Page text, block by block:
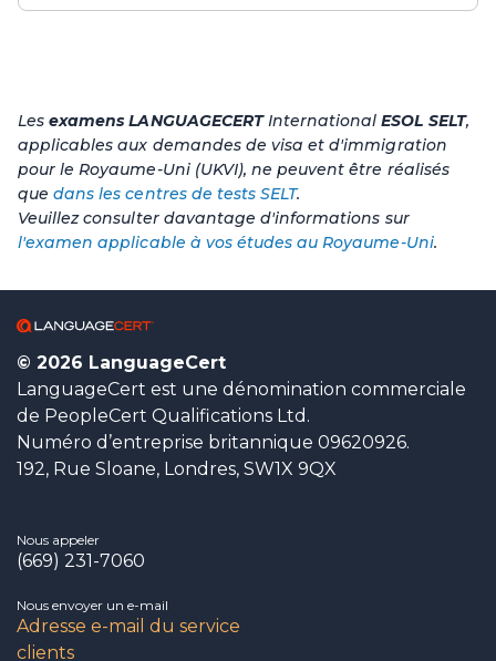
LesexamensLANGUAGECERTInternational ESOL SELT,
applicables aux demandes de visa et d'immigration
pour le Royaume-Uni (UKVI), ne peuvent être réalisés
quedans les centres de tests SELT.
Veuillez consulter davantage d'informations sur
l'examen applicable à vos études au Royaume-Uni.
© 2026 LanguageCert
LanguageCert est une dénomination commerciale
de PeopleCert Qualifications Ltd.
Numéro d’entreprise britannique 09620926.
192, Rue Sloane, Londres, SW1X 9QX
Nous appeler
(669) 231-7060
Nous envoyer un e-mail
Adresse e-mail du service
clients